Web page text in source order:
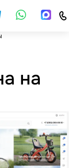
на